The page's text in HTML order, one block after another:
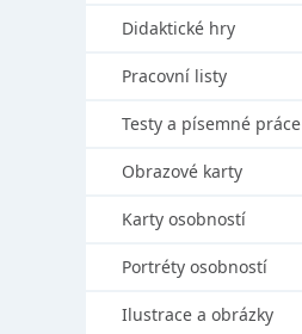
Didaktické hry
Pracovní listy
Testy a písemné práce
Obrazové karty
Karty osobností
Portréty osobností
Ilustrace a obrázky